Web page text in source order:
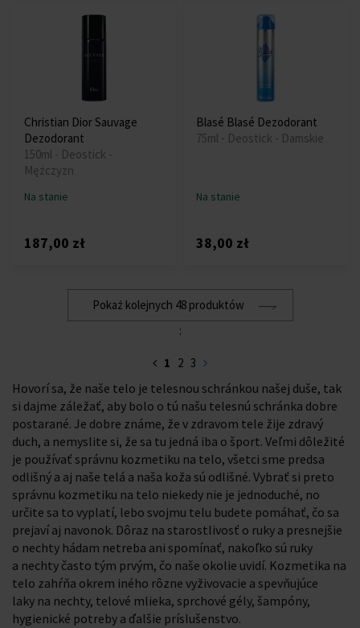
Christian Dior Sauvage
Dezodorant
150ml - Deostick -
Mężczyzn
Na stanie
187,00 zł
Blasé Blasé Dezodorant
75ml - Deostick - Damskie
Na stanie
38,00 zł
Pokaż kolejnych 48 produktów
:
1 2 3
Hovorí sa, že naše telo je telesnou schránkou našej duše, tak
si dajme záležať, aby bolo o tú našu telesnú schránka dobre
postarané. Je dobre známe, že v zdravom tele žije zdravý
duch, a nemyslite si, že sa tu jedná iba o šport. Veľmi dôležité
je používať správnu kozmetiku na telo, všetci sme predsa
odlišný a aj naše telá a naša koža sú odlišné. Vybrať si preto
správnu kozmetiku na telo niekedy nie je jednoduché, no
určite sa to vyplatí, lebo svojmu telu budete pomáhať, čo sa
prejaví aj navonok. Dôraz na starostlivosť o ruky a presnejšie
o nechty hádam netreba ani spomínať, nakoľko sú ruky
a nechty často tým prvým, čo naše okolie uvidí. Kozmetika na
telo zahŕňa okrem iného rôzne vyživovacie a spevňujúce
laky na nechty, telové mlieka, sprchové gély, šampóny,
hygienické potreby a ďalšie príslušenstvo.